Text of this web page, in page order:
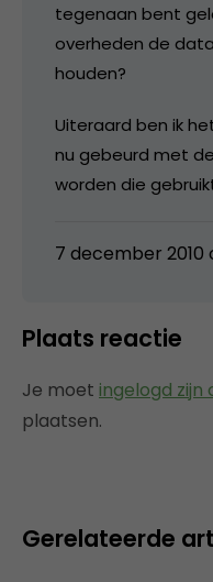
tegenaan bent
overheden de
houden?
Uiteraard ben ik
nu gebeurd met
worden die
7 december 2010
Plaats reactie
Je moet ingelogd zijn
plaatsen.
Gerelateerde